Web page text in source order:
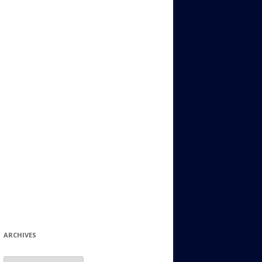
ARCHIVES
Archives